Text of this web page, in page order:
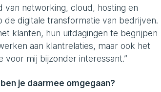
van networking, cloud, hosting en
digitale transformatie van bedrijven.
klanten, hun uitdagingen te begrijpen
aan klantrelaties, maar ook het
mij bijzonder interessant.”
je daarmee omgegaan?